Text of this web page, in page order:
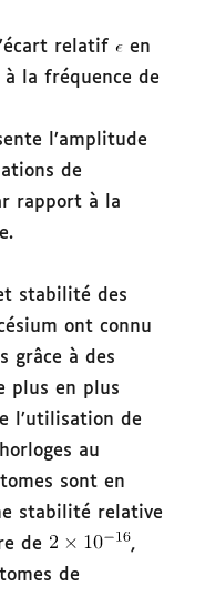
relatif
en
la fréquence de
l’amplitude
de
rapport à la
stabilité des
ont connu
grâce à des
plus en plus
l’utilisation de
au
sont en
stabilité relative
de
,
de